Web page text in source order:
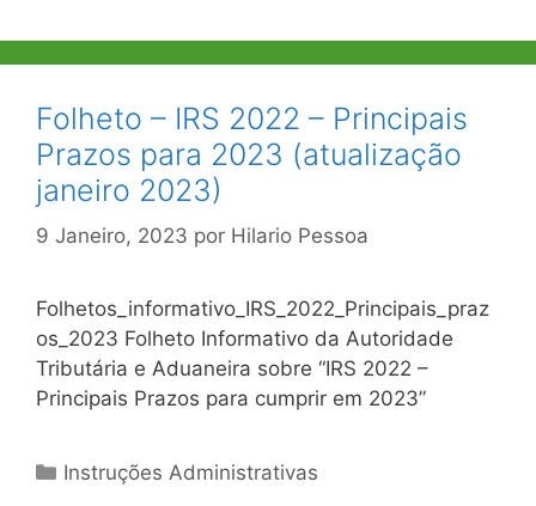
Folheto – IRS 2022 – Principais
Prazos para 2023 (atualização
janeiro 2023)
9 Janeiro, 2023 por Hilario Pessoa
Folhetos_informativo_IRS_2022_Principais_praz
os_2023 Folheto Informativo da Autoridade
Tributária e Aduaneira sobre “IRS 2022 –
Principais Prazos para cumprir em 2023”
Categorias
Instruções Administrativas